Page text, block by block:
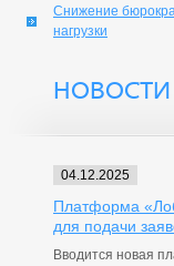
Снижение
нагрузки
НОВОСТИ
04.12.2025
Платформа
для подачи
Вводится новая